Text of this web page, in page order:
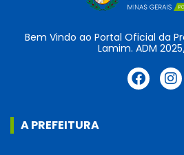
Bem Vindo ao Portal Oficial da
Lamim. ADM
A PREFEITURA